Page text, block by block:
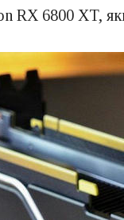
RX 6800 XT,